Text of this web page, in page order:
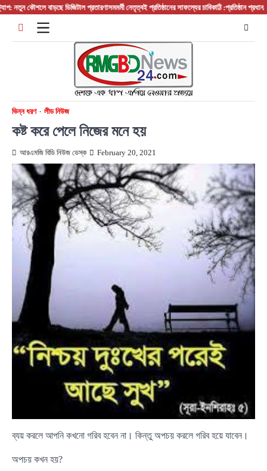
Skip বাড়ছে ডিজিটাল প্রতারণাসমমর্মী নেতৃত্বই প্রতিষ্ঠানের সাফল্যের চাবিকাঠি :প্রতিষ্ঠান প্রধান/ বস/
ভিন্ন ধরণ লীড নিউজ
কষ্ট করে পেলে নিজের মনে হয়
আরএমজি বিডি নিউজ ডেস্ক February 20, 2021
ব্যয় করলে আপনি কখনো গরিব হবেন না। কিন্তু অপচয় করলে গরিব হয়ে যাবেন।
অপচয় কখন হয়?